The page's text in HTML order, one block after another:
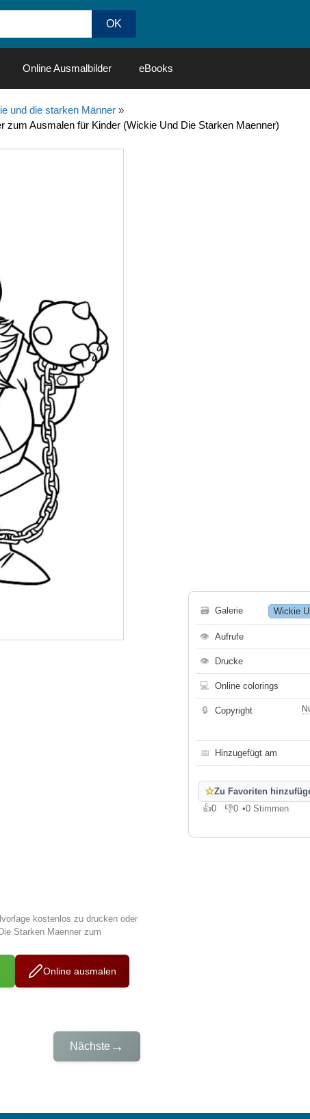
Online Ausmalbilder eBooks
und die starken Männer»
zum Ausmalen für Kinder (Wickie Und Die Starken Maenner)
kostenlos zu drucken oder
Starken Maenner zum
Online ausmalen
Nächste →
🗃 Galerie Wickie
👁 Aufrufe
👁 Drucke
💻 Online colorings
🔒 Copyright
📅 Hinzugefügt am
☆Zu Favoriten
👍0
Gefällt mir
👎0
Gefällt mir nicht
•0 Stimmen